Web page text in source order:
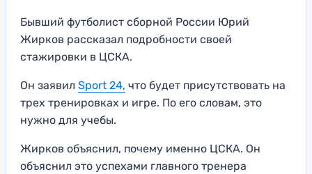
Бывший футболист сборной России Юрий
Жирков рассказал подробности своей
стажировки в ЦСКА.
Он заявил Sport 24, что будет присутствовать на
трех тренировках и игре. По его словам, это
нужно для учебы.
Жирков объяснил, почему именно ЦСКА. Он
объяснил это успехами главного тренера